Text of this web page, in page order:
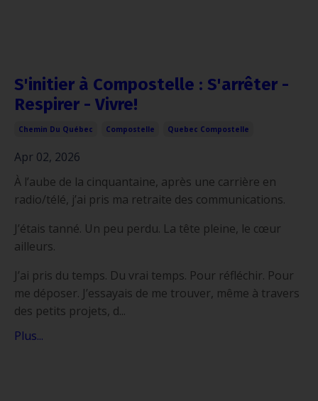
S'initier à Compostelle : S'arrêter -
Respirer - Vivre!
Chemin Du Québec Compostelle Quebec Compostelle
Apr 02, 2026
À l’aube de la cinquantaine, après une carrière en
radio/télé, j’ai pris ma retraite des communications.
J’étais tanné. Un peu perdu. La tête pleine, le cœur
ailleurs.
J’ai pris du temps. Du vrai temps. Pour réfléchir. Pour
me déposer. J’essayais de me trouver, même à travers
des petits projets, d...
Plus...